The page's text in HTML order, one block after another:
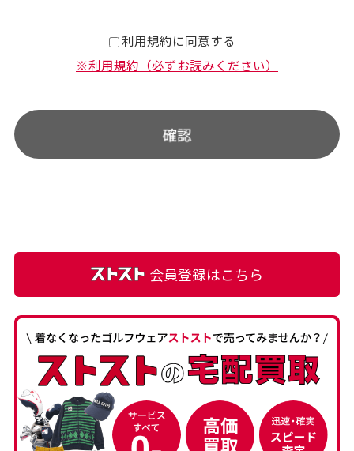
利用規約に同意する
※利用規約（必ずお読みください）
会員登録はこちら